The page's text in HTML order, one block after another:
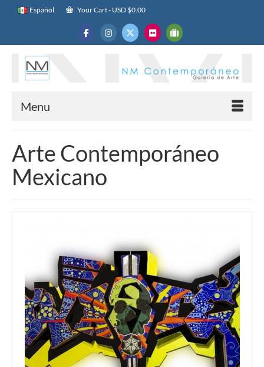
Español Your Cart- USD $0.00
Menu
Arte Contemporáneo
Mexicano